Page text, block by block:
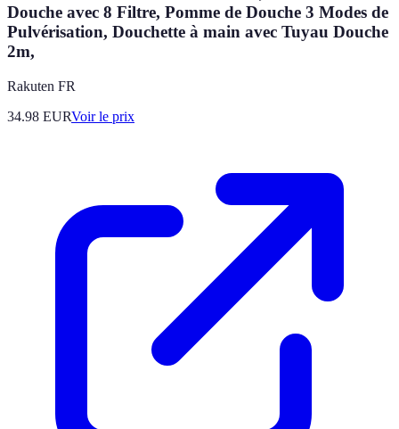
Douche avec 8 Filtre, Pomme de Douche 3 Modes de
Pulvérisation, Douchette à main avec Tuyau Douche
2m,
Rakuten FR
34.98 EURVoir le prix